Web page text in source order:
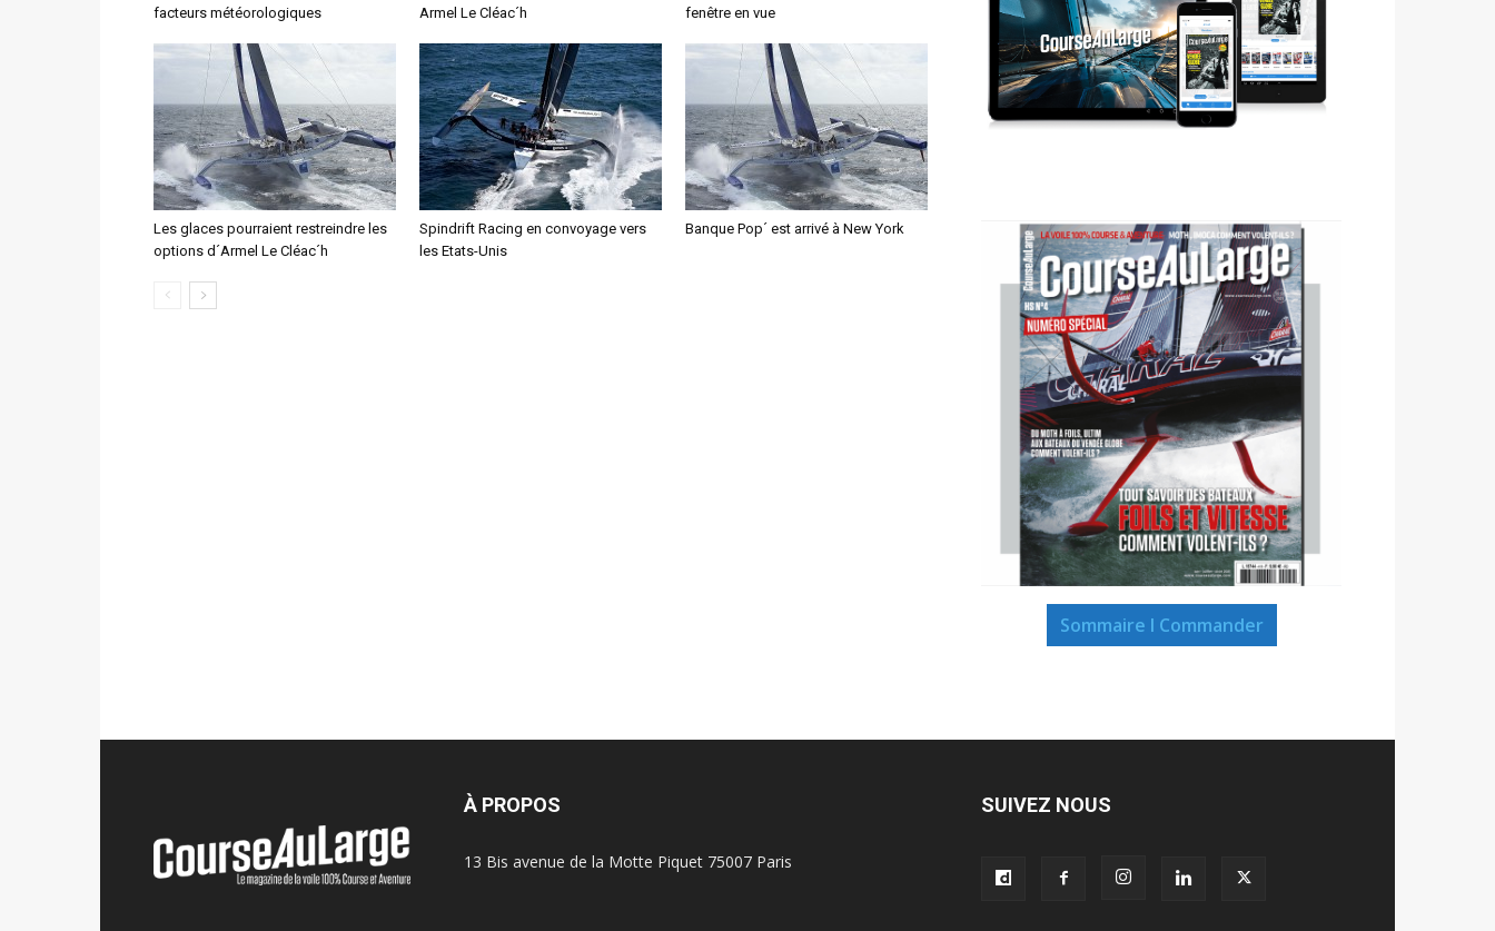
facteurs météorologiques
Armel Le Cléac´h
fenêtre en vue
Les glaces pourraient restreindre les
options d´Armel Le Cléac´h
Spindrift Racing en convoyage vers
les Etats-Unis
Banque Pop´ est arrivé à New York
Sommaire I Commander
À PROPOS
13 Bis avenue de la Motte Piquet 75007 Paris
SUIVEZ NOUS